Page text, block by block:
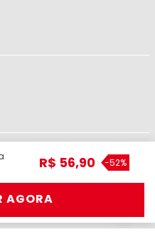
R$ 56,90 -52%
AGORA
590 | Telefone: (91) 98403-